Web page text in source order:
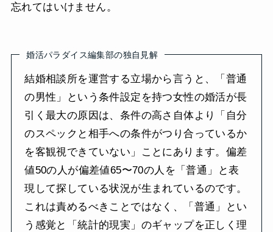
忘れてはいけません。
婚活パラダイス編集部の独自見解
結婚相談所を運営する立場から言うと、「普通
の男性」という条件設定を持つ女性の婚活が長
引く最大の原因は、条件の高さ自体より「自分
のスペックと相手への条件がつり合っているか
を客観視できていない」ことにあります。偏差
値50の人が偏差値65〜70の人を「普通」と表
現して探している状況が生まれているのです。
これは責めるべきことではなく、「普通」とい
う感覚と「統計的現実」のギャップを正しく理